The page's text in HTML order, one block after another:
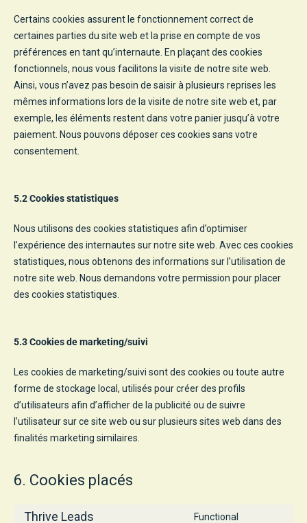
Certains cookies assurent le fonctionnement correct de
certaines parties du site web et la prise en compte de vos
préférences en tant qu’internaute. En plaçant des cookies
fonctionnels, nous vous facilitons la visite de notre site web.
Ainsi, vous n’avez pas besoin de saisir à plusieurs reprises les
mêmes informations lors de la visite de notre site web et, par
exemple, les éléments restent dans votre panier jusqu’à votre
paiement. Nous pouvons déposer ces cookies sans votre
consentement.
5.2 Cookies statistiques
Nous utilisons des cookies statistiques afin d’optimiser
l’expérience des internautes sur notre site web. Avec ces cookies
statistiques, nous obtenons des informations sur l’utilisation de
notre site web. Nous demandons votre permission pour placer
des cookies statistiques.
5.3 Cookies de marketing/suivi
Les cookies de marketing/suivi sont des cookies ou toute autre
forme de stockage local, utilisés pour créer des profils
d’utilisateurs afin d’afficher de la publicité ou de suivre
l’utilisateur sur ce site web ou sur plusieurs sites web dans des
finalités marketing similaires.
6. Cookies placés
Thrive Leads Functional